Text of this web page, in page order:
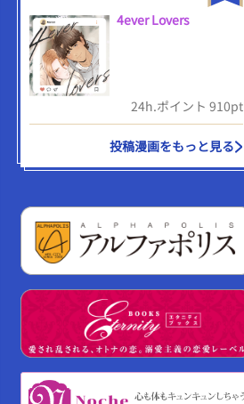
4ever Lovers
24h.ポイント 910pt
投稿漫画をもっと見る